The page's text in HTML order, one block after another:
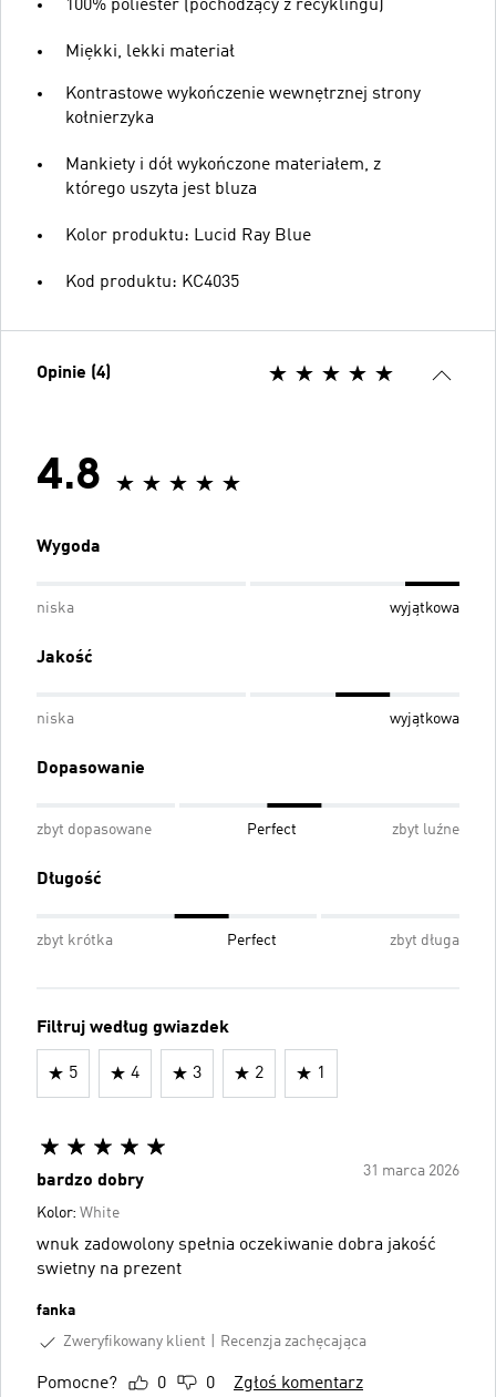
100% poliester (pochodzący z recyklingu)
Miękki, lekki materiał
Kontrastowe wykończenie wewnętrznej strony
kołnierzyka
Mankiety i dół wykończone materiałem, z
którego uszyta jest bluza
Kolor produktu: Lucid Ray Blue
Kod produktu: KC4035
Opinie (4)
4.8
Wygoda
niska wyjątkowa
Jakość
niska wyjątkowa
Dopasowanie
zbyt dopasowane Perfect zbyt luźne
Długość
zbyt krótka Perfect zbyt długa
Filtruj według gwiazdek
5 4 3 2 1
31 marca 2026
bardzo dobry
Kolor: White
wnuk zadowolony spełnia oczekiwanie dobra jakość
swietny na prezent
fanka
Zweryfikowany klient
Recenzja zachęcająca
Pomocne? 0 0 Zgłoś komentarz